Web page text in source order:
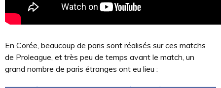
En Corée, beaucoup de paris sont réalisés sur ces matchs
de Proleague, et très peu de temps avant le match, un
grand nombre de paris étranges ont eu lieu :